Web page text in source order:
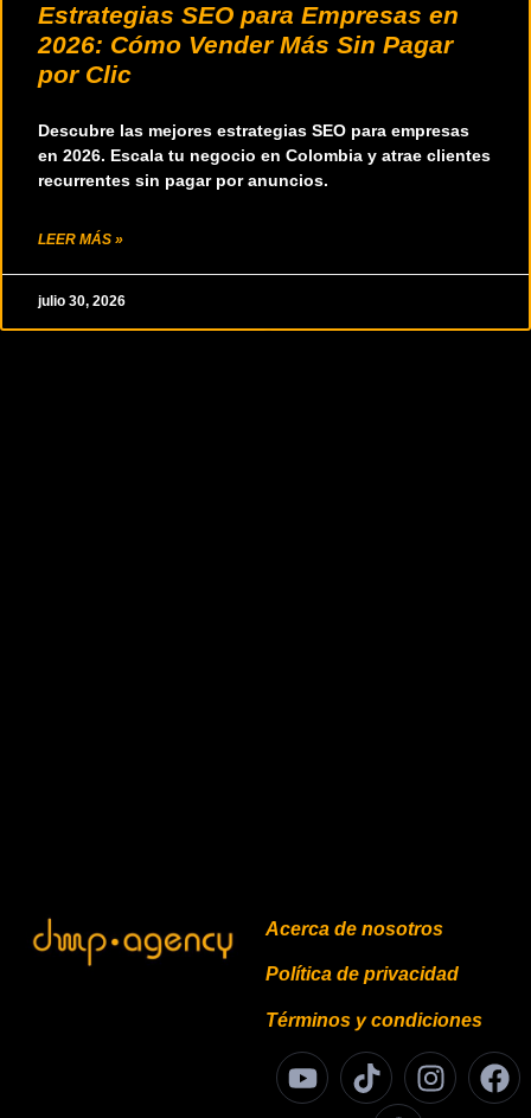
Estrategias SEO para Empresas en
2026: Cómo Vender Más Sin Pagar
por Clic
Descubre las mejores estrategias SEO para empresas
en 2026. Escala tu negocio en Colombia y atrae clientes
recurrentes sin pagar por anuncios.
LEER MÁS »
julio 30, 2026
LEER MÁS »